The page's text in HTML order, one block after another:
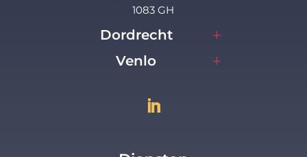
1083 GH
Dordrecht
Venlo